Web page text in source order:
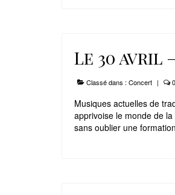
Le 30 avril
Classé dans : Concert | 0
Musiques actuelles de
apprivoise le monde de
sans oublier une